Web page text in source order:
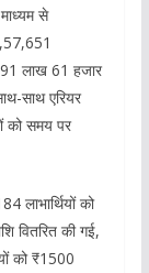
से
91 लाख 61 हजार
साथ एरियर
को समय पर
लाभार्थियों को
वितरित की गई,
को ₹1500